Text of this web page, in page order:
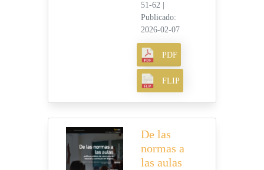
51-62
Publicado:
2026-02-07
PDF
FLIP
De las
normas a
las aulas